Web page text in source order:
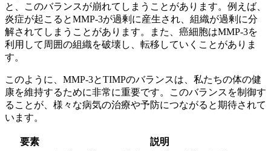
と、このバランスが崩れてしまうことがあります。例えば、
炎症が起こるとMMP-3が過剰に産生され、組織が過剰に分
解されてしまうことがあります。また、癌細胞はMMP-3を
利用して周囲の組織を破壊し、転移していくことがありま
す。
このように、MMP-3とTIMPのバランスは、私たちの体の健
康を維持するために非常に重要です。このバランスを制御す
ることが、様々な病気の治療や予防につながると期待されて
います。
要素 説明